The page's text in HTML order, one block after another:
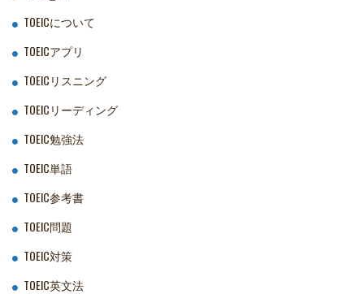
TOEICについて
TOEICアプリ
TOEICリスニング
TOEICリーディング
TOEIC勉強法
TOEIC単語
TOEIC参考書
TOEIC問題
TOEIC対策
TOEIC英文法